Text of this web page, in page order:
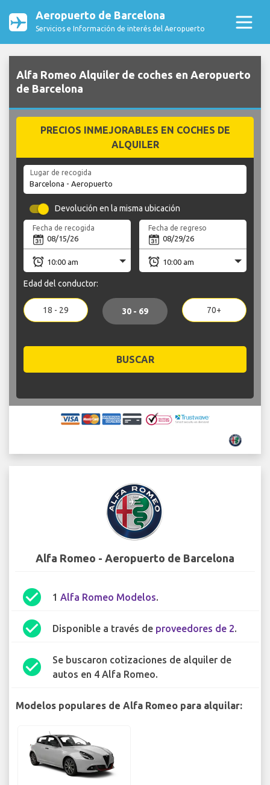
Aeropuerto de Barcelona
Servicios e Información de interés del Aeropuerto
Alfa Romeo Alquiler de coches en Aeropuerto
de Barcelona
PRECIOS INMEJORABLES EN COCHES DE
ALQUILER
Lugar de recogida
Devolución en la misma ubicación
Fecha de recogida Fecha de regreso
Edad del conductor:
18 - 29 30 - 69 70+
BUSCAR
Alfa Romeo - Aeropuerto de Barcelona
check_circle 1 Alfa Romeo Modelos.
check_circle Disponible a través de proveedores de 2.
check_circle
Se buscaron cotizaciones de alquiler de
autos en 4 Alfa Romeo.
Modelos populares de Alfa Romeo para alquilar: